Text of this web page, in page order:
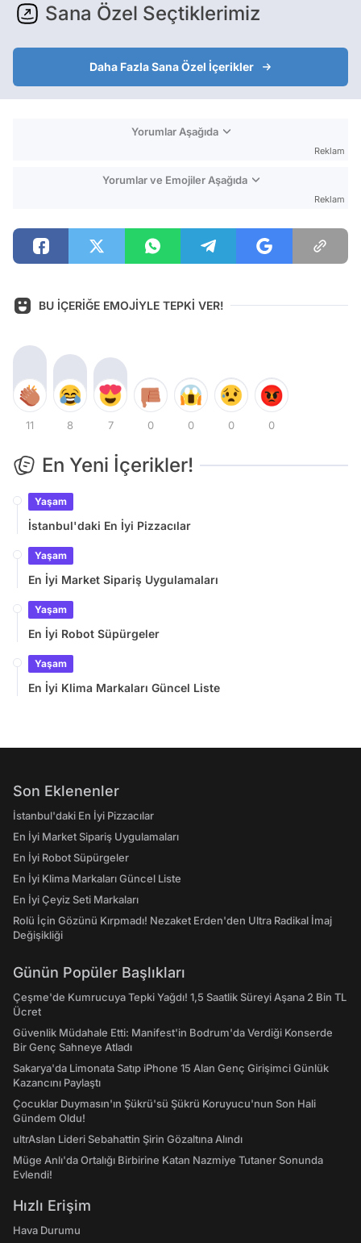
Sana Özel Seçtiklerimiz
Daha Fazla Sana Özel İçerikler
Yorumlar Aşağıda
Reklam
Yorumlar ve Emojiler Aşağıda
Reklam
BU İÇERİĞE EMOJİYLE TEPKİ VER!
11 8 7 0 0 0 0
En Yeni İçerikler!
Yaşam
İstanbul'daki En İyi Pizzacılar
Yaşam
En İyi Market Sipariş Uygulamaları
Yaşam
En İyi Robot Süpürgeler
Yaşam
En İyi Klima Markaları Güncel Liste
Son Eklenenler
İstanbul'daki En İyi Pizzacılar
En İyi Market Sipariş Uygulamaları
En İyi Robot Süpürgeler
En İyi Klima Markaları Güncel Liste
En İyi Çeyiz Seti Markaları
Rolü İçin Gözünü Kırpmadı! Nezaket Erden'den Ultra Radikal İmaj
Değişikliği
Günün Popüler Başlıkları
Çeşme'de Kumrucuya Tepki Yağdı! 1,5 Saatlik Süreyi Aşana 2 Bin TL
Ücret
Güvenlik Müdahale Etti: Manifest'in Bodrum'da Verdiği Konserde
Bir Genç Sahneye Atladı
Sakarya'da Limonata Satıp iPhone 15 Alan Genç Girişimci Günlük
Kazancını Paylaştı
Çocuklar Duymasın'ın Şükrü'sü Şükrü Koruyucu'nun Son Hali
Gündem Oldu!
ultrAslan Lideri Sebahattin Şirin Gözaltına Alındı
Müge Anlı'da Ortalığı Birbirine Katan Nazmiye Tutaner Sonunda
Evlendi!
Hızlı Erişim
Hava Durumu